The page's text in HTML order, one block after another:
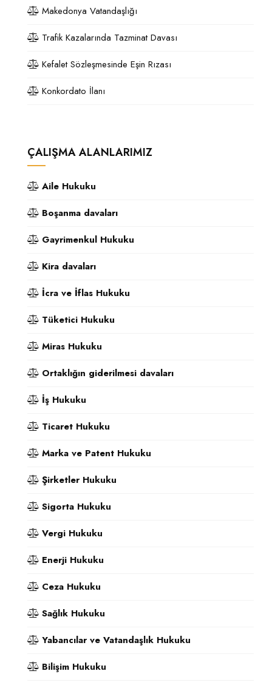
Makedonya Vatandaşlığı
Trafik Kazalarında Tazminat Davası
Kefalet Sözleşmesinde Eşin Rızası
Konkordato İlanı
ÇALIŞMA ALANLARIMIZ
Aile Hukuku
Boşanma davaları
Gayrimenkul Hukuku
Kira davaları
İcra ve İflas Hukuku
Tüketici Hukuku
Miras Hukuku
Ortaklığın giderilmesi davaları
İş Hukuku
Ticaret Hukuku
Marka ve Patent Hukuku
Şirketler Hukuku
Sigorta Hukuku
Vergi Hukuku
Enerji Hukuku
Ceza Hukuku
Sağlık Hukuku
Yabancılar ve Vatandaşlık Hukuku
Bilişim Hukuku